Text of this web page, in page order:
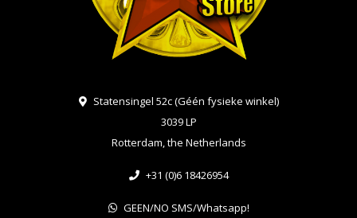
Statensingel 52c (Géén fysieke winkel)
3039 LP
Rotterdam, the Netherlands
+31 (0)6 18426954
GEEN/NO SMS/Whatsapp!